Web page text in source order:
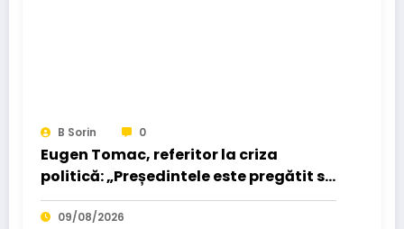
B Sorin 0
Eugen Tomac, referitor la criza
politică: „Președintele este pregătit să
numească mâine un candidat”…
09/08/2026